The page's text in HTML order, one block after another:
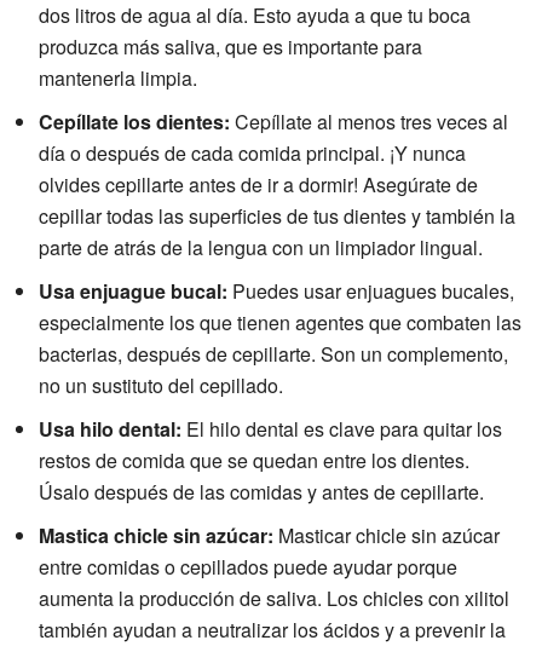
dos litros de agua al día. Esto ayuda a que tu boca
produzca más saliva, que es importante para
mantenerla limpia.
Cepíllate los dientes: Cepíllate al menos tres veces al
día o después de cada comida principal. ¡Y nunca
olvides cepillarte antes de ir a dormir! Asegúrate de
cepillar todas las superficies de tus dientes y también la
parte de atrás de la lengua con un limpiador lingual.
Usa enjuague bucal: Puedes usar enjuagues bucales,
especialmente los que tienen agentes que combaten las
bacterias, después de cepillarte. Son un complemento,
no un sustituto del cepillado.
Usa hilo dental: El hilo dental es clave para quitar los
restos de comida que se quedan entre los dientes.
Úsalo después de las comidas y antes de cepillarte.
Mastica chicle sin azúcar: Masticar chicle sin azúcar
entre comidas o cepillados puede ayudar porque
aumenta la producción de saliva. Los chicles con xilitol
también ayudan a neutralizar los ácidos y a prevenir la